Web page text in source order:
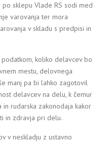
sklepu Vlade RS sodi med
varovanja ter mora
v skladu s predpisi in
koliko delavcev bo
mestu, delovnega
manj pa bi lahko zagotovil
delavcev na delu, k čemur
rudarska zakonodaja kakor
in zdravja pri delu.
v neskladju z ustavno